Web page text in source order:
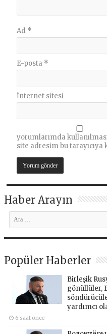
Ad *
E-posta *
İnternet sitesi
yorumlarımda
site adresim bu
Haber Arayın
Popüler Haberler
Birleşik
gönüllüler,
yardımcı
6 saat önce